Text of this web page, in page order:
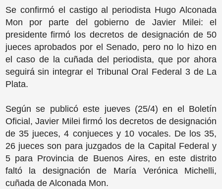
Se confirmó el castigo al periodista Hugo Alconada
Mon por parte del gobierno de Javier Milei: el
presidente firmó los decretos de designación de 50
jueces aprobados por el Senado, pero no lo hizo en
el caso de la cuñada del periodista, que por ahora
seguirá sin integrar el Tribunal Oral Federal 3 de La
Plata.
Según se publicó este jueves (25/4) en el Boletín
Oficial, Javier Milei firmó los decretos de designación
de 35 jueces, 4 conjueces y 10 vocales. De los 35,
26 jueces son para juzgados de la Capital Federal y
5 para Provincia de Buenos Aires, en este distrito
faltó la designación de María Verónica Michelli,
cuñada de Alconada Mon.